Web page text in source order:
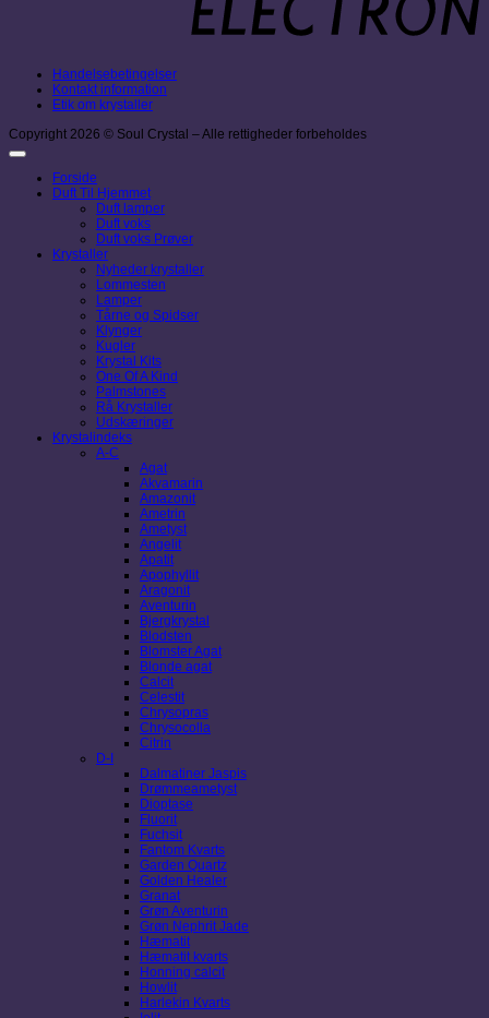
Handelsebetingelser
Kontakt information
Etik om krystaller
Copyright 2026 © Soul Crystal – Alle rettigheder forbeholdes
Forside
Duft Til Hjemmet
Duft lamper
Duft voks
Duft voks Prøver
Krystaller
Nyheder krystaller
Lommesten
Lamper
Tårne og Spidser
Klynger
Kugler
Krystal Kits
One Of A Kind
Palmstones
Rå Krystaller
Udskæringer
Krystalindeks
A-C
Agat
Akvamarin
Amazonit
Ametrin
Ametyst
Angelit
Apatit
Apophyllit
Aragonit
Aventurin
Bjergkrystal
Blodsten
Blomster Agat
Blonde agat
Calcit
Celestit
Chrysopras
Chrysocolla
Citrin
D-I
Dalmatiner Jaspis
Drømmeametyst
Dioptase
Fluorit
Fuchsit
Fantom Kvarts
Garden Quartz
Golden Healer
Granat
Grøn Aventurin
Grøn Nephrit Jade
Hæmatit
Hæmatit kvarts
Honning calcit
Howlit
Harlekin Kvarts